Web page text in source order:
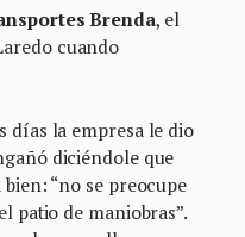
Brenda, el
cuando
días la empresa le dio
diciéndole que
“no se preocupe
patio de maniobras”.